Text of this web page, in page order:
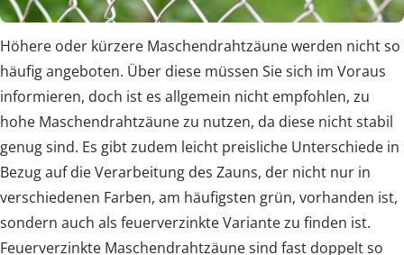
Höhere oder kürzere Maschendrahtzäune werden nicht so
häufig angeboten. Über diese müssen Sie sich im Voraus
informieren, doch ist es allgemein nicht empfohlen, zu
hohe Maschendrahtzäune zu nutzen, da diese nicht stabil
genug sind. Es gibt zudem leicht preisliche Unterschiede in
Bezug auf die Verarbeitung des Zauns, der nicht nur in
verschiedenen Farben, am häufigsten grün, vorhanden ist,
sondern auch als feuerverzinkte Variante zu finden ist.
Feuerverzinkte Maschendrahtzäune sind fast doppelt so